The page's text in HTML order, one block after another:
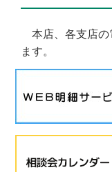
本店、各支店の
ます。